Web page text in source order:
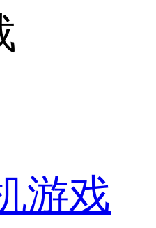
游戏